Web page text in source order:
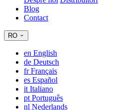
Blog
Contact
RO
en English
de Deutsch
frFrançais
es Español
it Italiano
pt Português
nl Nederlands